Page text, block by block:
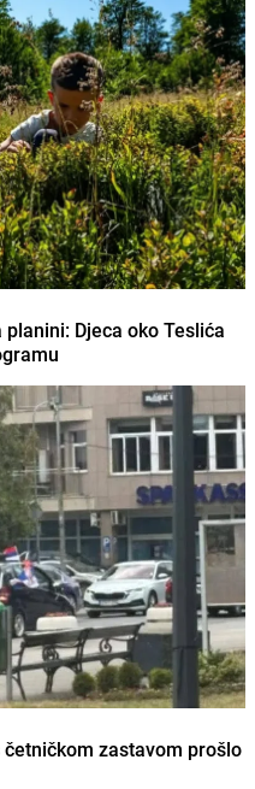
Djeca oko Teslića
zastavom prošlo